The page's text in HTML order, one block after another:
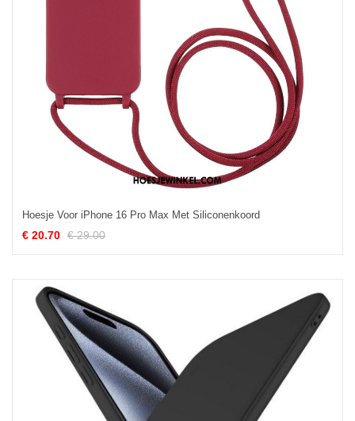
Hoesje Voor iPhone 16 Pro Max Met Siliconenkoord
€ 20.70 € 29.00